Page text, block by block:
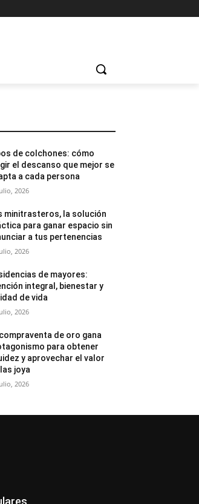
de colchones: cómo
el descanso que mejor se
a cada persona
2026
minitrasteros, la solución
para ganar espacio sin
a tus pertenencias
2026
de mayores:
integral, bienestar y
de vida
2026
de oro gana
para obtener
y aprovechar el valor
joya
2026